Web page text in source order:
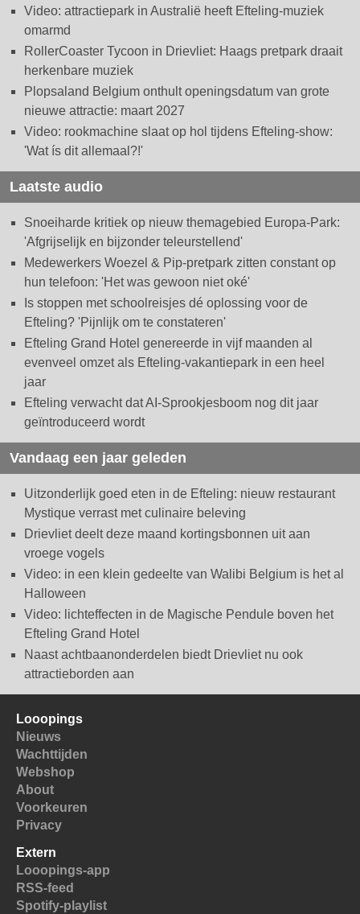
Video: attractiepark in Australië heeft Efteling-muziek
omarmd
RollerCoaster Tycoon in Drievliet: Haags pretpark draait
herkenbare muziek
Plopsaland Belgium onthult openingsdatum van grote
nieuwe attractie: maart 2027
Video: rookmachine slaat op hol tijdens Efteling-show:
'Wat ís dit allemaal?!'
Laatste audio
Snoeiharde kritiek op nieuw themagebied Europa-Park:
'Afgrijselijk en bijzonder teleurstellend'
Medewerkers Woezel & Pip-pretpark zitten constant op
hun telefoon: 'Het was gewoon niet oké'
Is stoppen met schoolreisjes dé oplossing voor de
Efteling? 'Pijnlijk om te constateren'
Efteling Grand Hotel genereerde in vijf maanden al
evenveel omzet als Efteling-vakantiepark in een heel
jaar
Efteling verwacht dat AI-Sprookjesboom nog dit jaar
geïntroduceerd wordt
Vandaag een jaar geleden
Uitzonderlijk goed eten in de Efteling: nieuw restaurant
Mystique verrast met culinaire beleving
Drievliet deelt deze maand kortingsbonnen uit aan
vroege vogels
Video: in een klein gedeelte van Walibi Belgium is het al
Halloween
Video: lichteffecten in de Magische Pendule boven het
Efteling Grand Hotel
Naast achtbaanonderdelen biedt Drievliet nu ook
attractieborden aan
Looopings
Nieuws
Wachttijden
Webshop
About
Voorkeuren
Privacy
Extern
Looopings-app
RSS-feed
Spotify-playlist